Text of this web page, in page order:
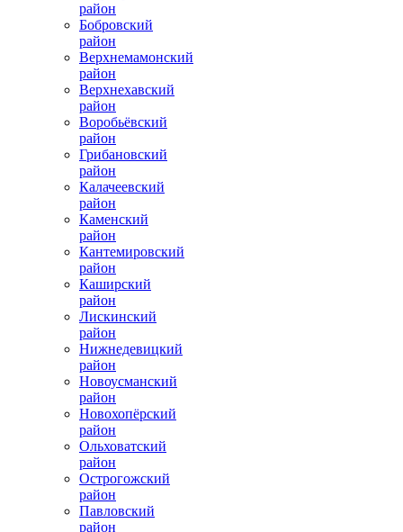
район
Бобровский
район
Верхнемамонский
район
Верхнехавский
район
Воробьёвский
район
Грибановский
район
Калачеевский
район
Каменский
район
Кантемировский
район
Каширский
район
Лискинский
район
Нижнедевицкий
район
Новоусманский
район
Новохопёрский
район
Ольховатский
район
Острогожский
район
Павловский
район